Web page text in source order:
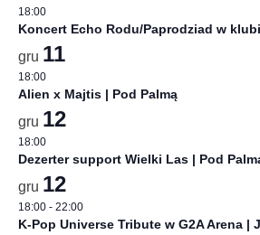
18:00
Koncert Echo Rodu/Paprodziad w
gru 11
18:00
Alien x Majtis | Pod Palmą
gru 12
18:00
Dezerter support Wielki Las | Pod
gru 12
18:00 - 22:00
K-Pop Universe Tribute w G2A Arena |